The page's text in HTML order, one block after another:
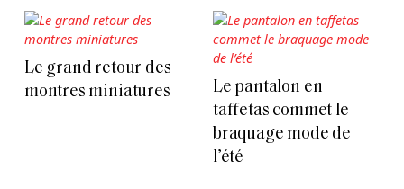
Le grand retour des
montres miniatures
Le pantalon en
taffetas commet le
braquage mode de
l’été